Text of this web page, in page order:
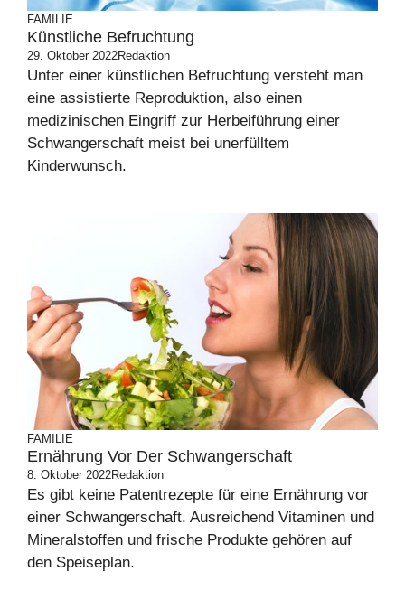
FAMILIE
Künstliche Befruchtung
29. Oktober 2022Redaktion
Unter einer künstlichen Befruchtung versteht man
eine assistierte Reproduktion, also einen
medizinischen Eingriff zur Herbeiführung einer
Schwangerschaft meist bei unerfülltem
Kinderwunsch.
FAMILIE
Ernährung Vor Der Schwangerschaft
8. Oktober 2022Redaktion
Es gibt keine Patentrezepte für eine Ernährung vor
einer Schwangerschaft. Ausreichend Vitaminen und
Mineralstoffen und frische Produkte gehören auf
den Speiseplan.